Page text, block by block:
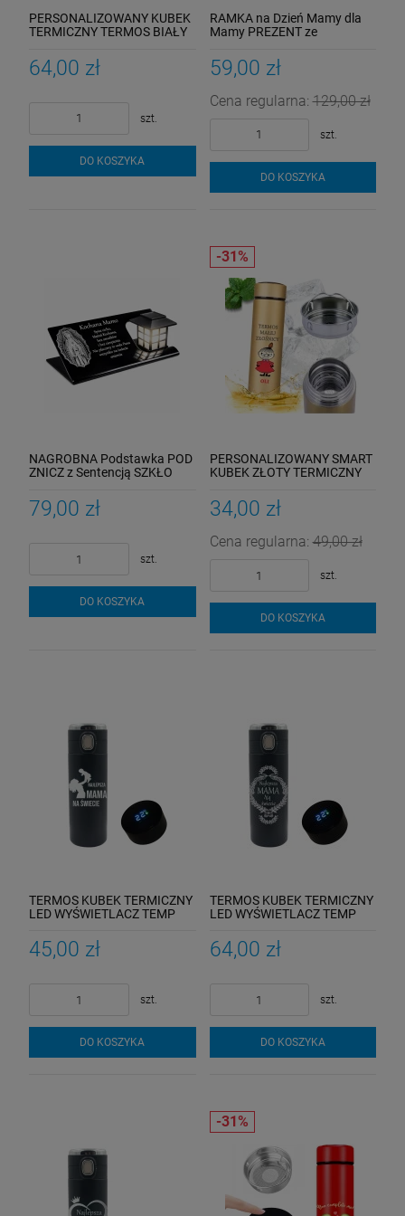
PERSONALIZOWANY KUBEK
TERMICZNY TERMOS BIAŁY
NIEGO Mamy Taty
64,00 zł
szt.
DO KOSZYKA
RAMKA na Dzień Mamy dla
Mamy PREZENT ze
Personalizowany
59,00 zł
Cena regularna:129,00 zł
szt.
DO KOSZYKA
NAGROBNA Podstawka POD
ZNICZ z Sentencją SZKŁO
Mamy
79,00 zł
szt.
DO KOSZYKA
PERSONALIZOWANY SMART
KUBEK ZŁOTY TERMICZNY
NADRUK PREZENT dla NIEJ
Niego
34,00 zł
Cena regularna:49,00 zł
szt.
DO KOSZYKA
TERMOS KUBEK TERMICZNY
LED WYŚWIETLACZ TEMP
45,00 zł
szt.
DO KOSZYKA
TERMOS KUBEK TERMICZNY
LED WYŚWIETLACZ TEMP
64,00 zł
szt.
DO KOSZYKA